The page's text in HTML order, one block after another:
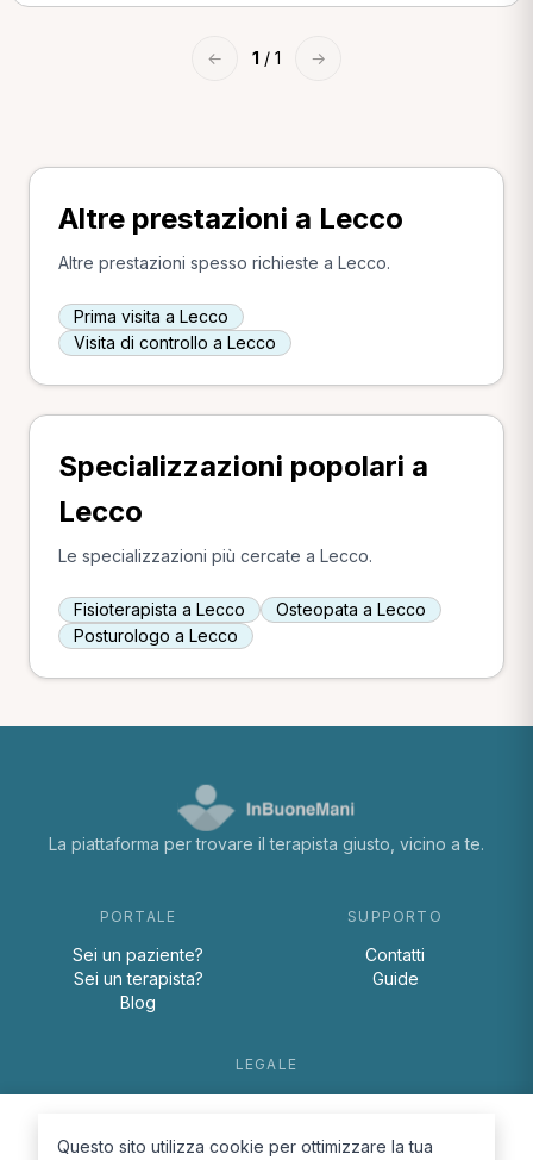
← 1 / 1 →
Altre prestazioni a Lecco
Altre prestazioni spesso richieste a Lecco.
Prima visita a Lecco
Visita di controllo a Lecco
Specializzazioni popolari a
Lecco
Le specializzazioni più cercate a Lecco.
Fisioterapista a Lecco
Osteopata a Lecco
Posturologo a Lecco
La piattaforma per trovare il terapista giusto, vicino a te.
PORTALE
Sei un paziente?
Sei un terapista?
Blog
SUPPORTO
Contatti
Guide
LEGALE
Cookie Policy
Questo sito utilizza cookie per ottimizzare la tua